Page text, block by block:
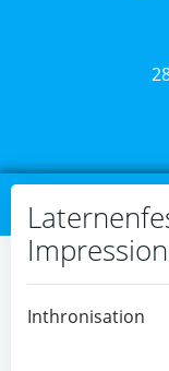
Inthronisation